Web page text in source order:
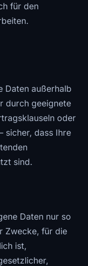
für den
Daten außerhalb
durch geeignete
oder
sicher, dass Ihre
sind.
Daten nur so
Zwecke, für die
ist,